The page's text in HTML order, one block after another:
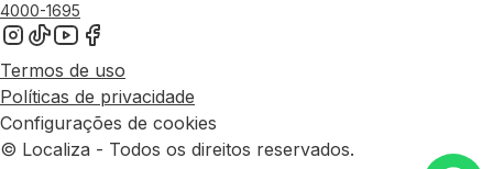
4000-1695
Termos de uso
Políticas de privacidade
Configurações de cookies
© Localiza - Todos os direitos reservados.